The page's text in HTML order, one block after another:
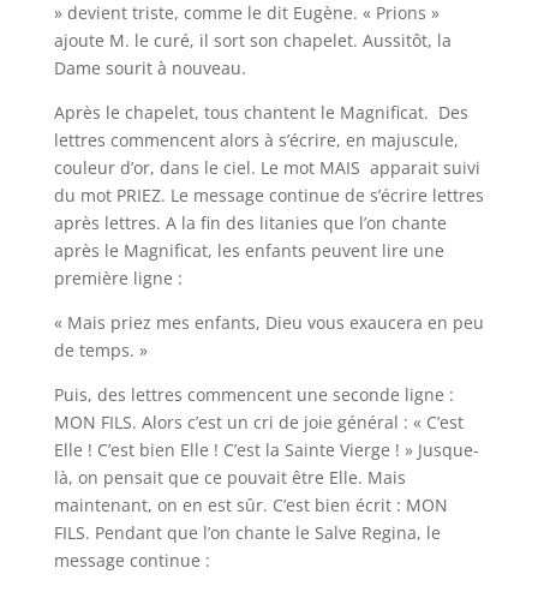
» devient triste, comme le dit Eugène. « Prions »
ajoute M. le curé, il sort son chapelet. Aussitôt, la
Dame sourit à nouveau.
Après le chapelet, tous chantent le Magnificat. Des
lettres commencent alors à s’écrire, en majuscule,
couleur d’or, dans le ciel. Le mot MAIS apparait suivi
du mot PRIEZ. Le message continue de s’écrire lettres
après lettres. A la fin des litanies que l’on chante
après le Magnificat, les enfants peuvent lire une
première ligne :
« Mais priez mes enfants, Dieu vous exaucera en peu
de temps. »
Puis, des lettres commencent une seconde ligne :
MON FILS. Alors c’est un cri de joie général : « C’est
Elle ! C’est bien Elle ! C’est la Sainte Vierge ! » Jusque-
là, on pensait que ce pouvait être Elle. Mais
maintenant, on en est sûr. C’est bien écrit : MON
FILS. Pendant que l’on chante le Salve Regina, le
message continue :